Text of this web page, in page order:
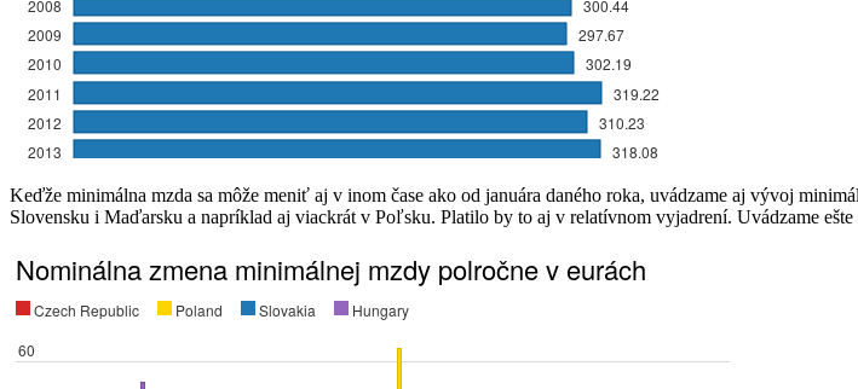
Keďže minimálna mzda sa môže meniť aj v inom čase ako od januára daného roka, uvádzame aj vývoj
Slovensku i Maďarsku a napríklad aj viackrát v Poľsku. Platilo by to aj v relatívnom vyjadrení. Uvádzame